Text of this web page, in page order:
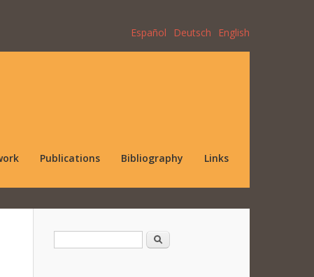
Español Deutsch English
Publications Bibliography Links
Search